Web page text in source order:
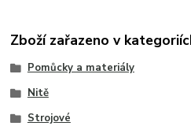
Zboží zařazeno v
Pomůcky a materiály
Nitě
Strojové